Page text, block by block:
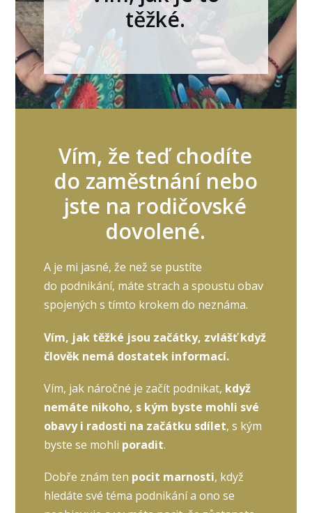
těžké.
Vím, že teď chodíte
do zaměstnání nebo
jste na rodičovské
dovolené.
A je mi jasné, že než se pustíte
do podnikání, máte strach a spoustu obav
spojených s tímto krokem do neznáma.
Vím, jak těžké jsou začátky, zvlášť když
člověk nemá dostatek informací.
Vím, jak náročné je začít podnikat, když
nemáte nikoho, s kým byste mohli své
obavy i radosti na začátku sdílet, s kým
byste se mohli poradit.
Dobře znám ten pocit marnosti, když
hledáte své téma podnikání a ono se